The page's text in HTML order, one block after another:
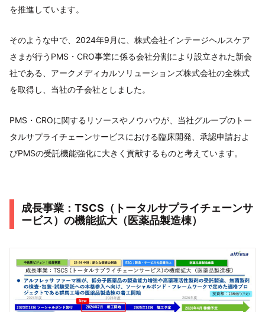
を推進しています。
そのような中で、2024年9月に、株式会社インテージヘルスケア
さまが行うPMS・CRO事業に係る会社分割により設立された新会
社である、アークメディカルソリューションズ株式会社の全株式
を取得し、当社の子会社としました。
PMS・CROに関するリソースやノウハウが、当社グループのトー
タルサプライチェーンサービスにおける臨床開発、承認申請およ
びPMSの受託機能強化に大きく貢献するものと考えています。
成長事業：TSCS（トータルサプライチェーンサ
ービス）の機能拡大（医薬品製造棟）